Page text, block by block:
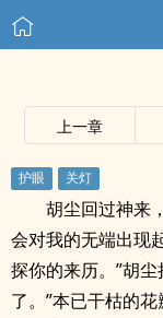
上一章
胡尘回过神来
会对我的无端出现
探你的来历。”胡
了。”本已干枯的